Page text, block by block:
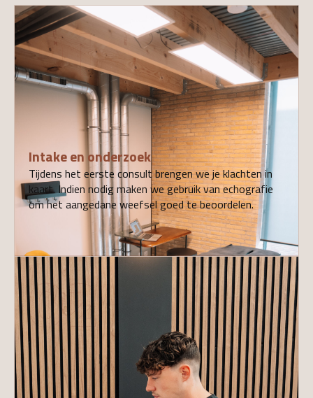
01
Intake en onderzoek
Tijdens het eerste consult brengen we je klachten in
kaart. Indien nodig maken we gebruik van echografie
om het aangedane weefsel goed te beoordelen.
02